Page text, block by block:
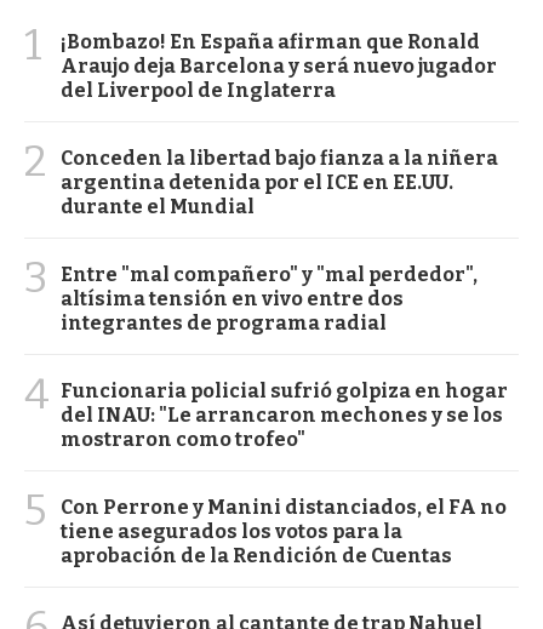
1
¡Bombazo! En España afirman que Ronald
Araujo deja Barcelona y será nuevo jugador
del Liverpool de Inglaterra
2
Conceden la libertad bajo fianza a la niñera
argentina detenida por el ICE en EE.UU.
durante el Mundial
3
Entre "mal compañero" y "mal perdedor",
altísima tensión en vivo entre dos
integrantes de programa radial
4 Funcionaria policial sufrió golpiza en hogar
del INAU: "Le arrancaron mechones y se los
mostraron como trofeo"
5
Con Perrone y Manini distanciados, el FA no
tiene asegurados los votos para la
aprobación de la Rendición de Cuentas
Así detuvieron al cantante de trap Nahuel